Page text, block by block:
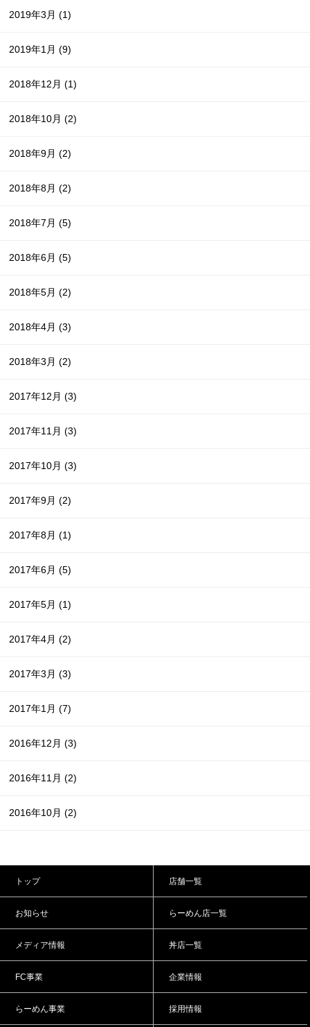
2019年3月(1)
2019年1月(9)
2018年12月(1)
2018年10月(2)
2018年9月(2)
2018年8月(2)
2018年7月(5)
2018年6月(5)
2018年5月(2)
2018年4月(3)
2018年3月(2)
2017年12月(3)
2017年11月(3)
2017年10月(3)
2017年9月(2)
2017年8月(1)
2017年6月(5)
2017年5月(1)
2017年4月(2)
2017年3月(3)
2017年1月(7)
2016年12月(3)
2016年11月(2)
2016年10月(2)
トップ
お知らせ
メディア情報
FC事業
らーめん事業
店舗一覧
らーめん店一覧
丼店一覧
企業情報
採用情報